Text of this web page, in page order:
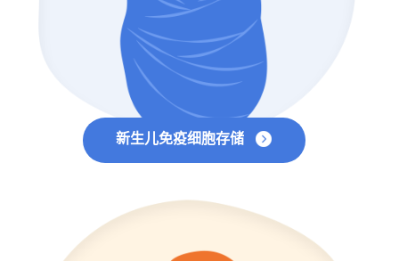
新生儿免疫细胞存储